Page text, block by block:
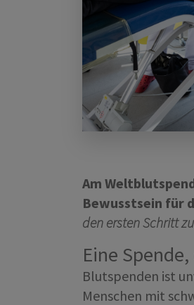
Am
Bewusstsein für
den ersten Schritt
Eine
Blutspenden ist
Menschen mit